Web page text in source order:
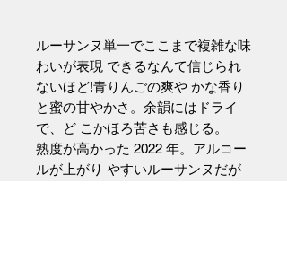
ルーサンヌ単一でここまで複雑な味
わいが表現 できるなんて信じられ
ないほど!青りんごの爽や かな香り
と蜜の甘やかさ。余韻にはドライ
で、ど こかほろ苦さも感じる。
熟度が高かった 2022 年。アルコー
ルが上がり やすいルーサンヌだが